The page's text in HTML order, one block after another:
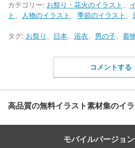
カテゴリー: お祭り・花火のイラスト
ト
人物のイラスト 季節のイラスト
タグ: お祭り 日本 浴衣 男の子 着
コメントする
高品質の無料イラスト素材集のイ
モバイルバージョ